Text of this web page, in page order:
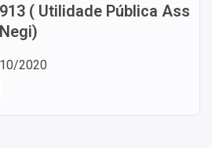
( Utilidade Pública Ass
2020